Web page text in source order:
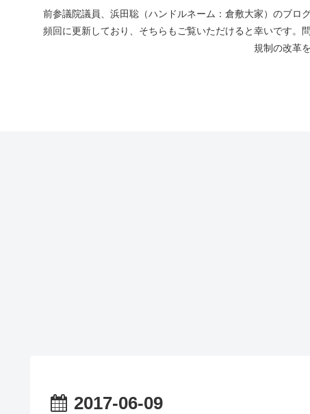
前参議院議員、浜田聡（ハンドルネーム：倉敷大家）のブロ
頻回に更新しており、そちらもご覧いただけると幸いです。
規制の改革
2017-06-09